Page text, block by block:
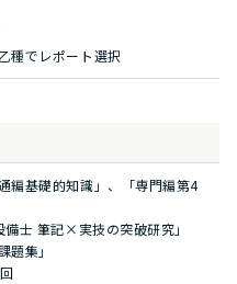
種でレポート選択
編基礎的知識」、「専門編第4
士 筆記×実技の突破研究」
題集」